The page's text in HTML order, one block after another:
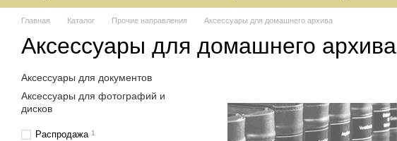
Главная Каталог Прочие направления Аксессуары для домашнего архива
Аксессуары для домашнего архива
Аксессуары для документов
Аксессуары для фотографий и
дисков
Распродажа 1